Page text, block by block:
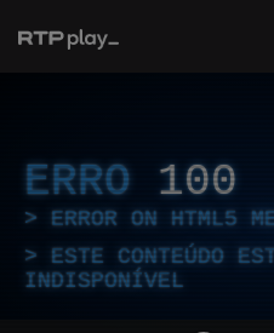
ERRO 100
ERROR ON HTML5
ESTE CONTEÚDO
INDISPONÍVEL